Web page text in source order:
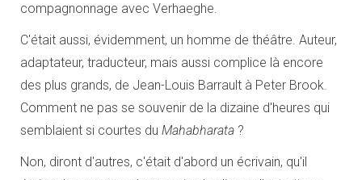
compagnonnage avec Verhaeghe.
C'était aussi, évidemment, un homme de théâtre. Auteur,
adaptateur, traducteur, mais aussi complice là encore
des plus grands, de Jean-Louis Barrault à Peter Brook.
Comment ne pas se souvenir de la dizaine d'heures qui
semblaient si courtes du Mahabharata ?
Non, diront d'autres, c'était d'abord un écrivain, qu'il